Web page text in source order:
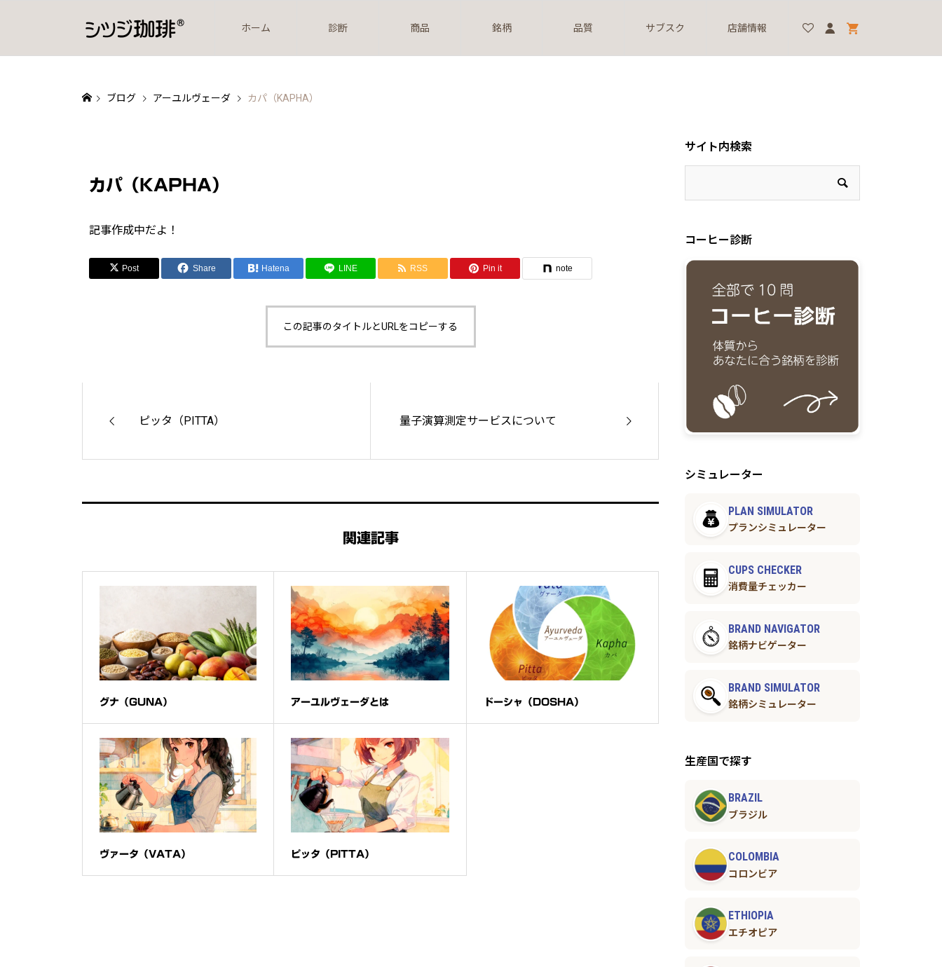
ホーム 診断 商品 銘柄 品質 サブスク 店舗情報
ブログ アーユルヴェーダ カパ（KAPHA）
カパ（KAPHA）
記事作成中だよ！
Post Share Hatena LINE RSS Pin it note
この記事のタイトルとURLをコピーする
ピッタ（PITTA） 量子演算測定サービスについて
関連記事
グナ（GUNA） アーユルヴェーダとは ドーシャ（DOSHA）
ヴァータ（VATA） ピッタ（PITTA）
サイト内検索
コーヒー診断
シミュレーター
PLAN SIMULATOR
プランシミュレーター
CUPS CHECKER
消費量チェッカー
BRAND NAVIGATOR
銘柄ナビゲーター
BRAND SIMULATOR
銘柄シミュレーター
生産国で探す
BRAZIL
ブラジル
COLOMBIA
コロンビア
ETHIOPIA
エチオピア